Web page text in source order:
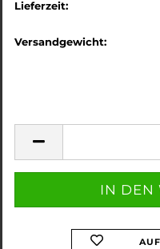
Lieferzeit:
Versandgewicht: